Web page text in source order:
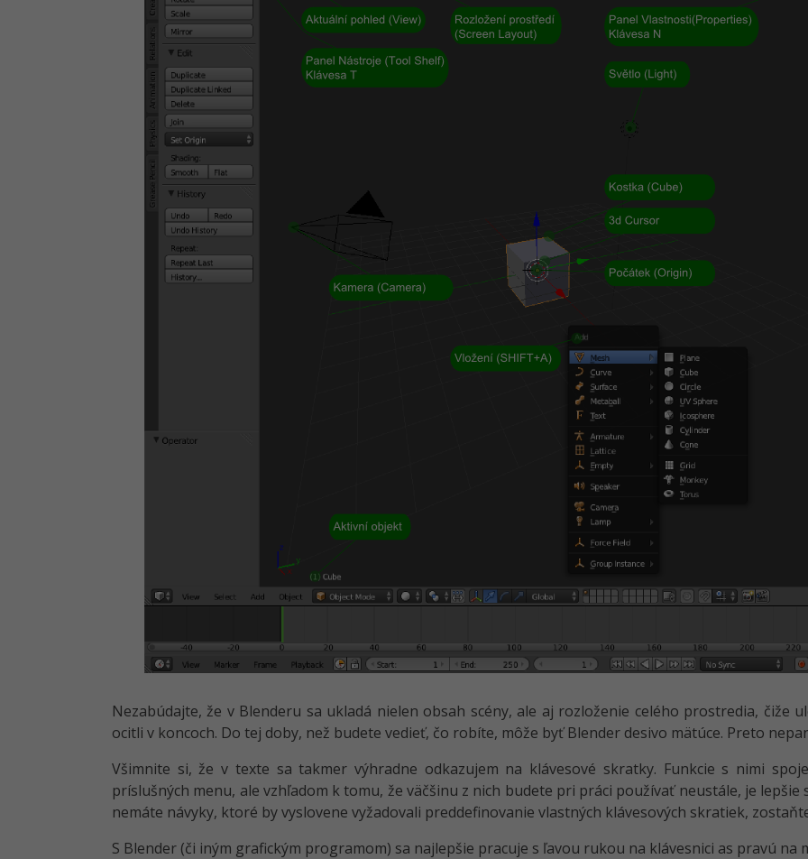
Nezabúdajte, že v Blenderu sa ukladá nielen obsah scény, ale aj rozloženie celého prostredia, čiže
ocitli v koncoch. Do tej doby, než budete vedieť, čo robíte, môže byť Blender desivo mätúce. Preto
Všimnite si, že v texte sa takmer výhradne odkazujem na klávesové skratky. Funkcie s nimi
príslušných menu, ale vzhľadom k tomu, že väčšinu z nich budete pri práci používať neustále, je
nemáte návyky, ktoré by vyslovene vyžadovali preddefinovanie vlastných klávesových skratiek,
S Blender (či iným grafickým programom) sa najlepšie pracuje s ľavou rukou na klávesnici as pravú na